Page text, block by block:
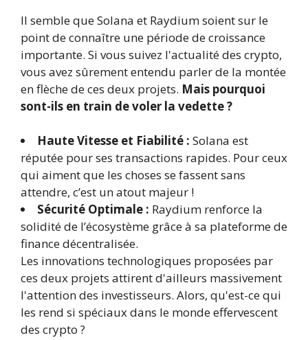
Il semble que Solana et Raydium soient sur le
point de connaître une période de croissance
importante. Si vous suivez l'actualité des crypto,
vous avez sûrement entendu parler de la montée
en flèche de ces deux projets. Mais pourquoi
sont-ils en train de voler la vedette ?
Haute Vitesse et Fiabilité : Solana est
réputée pour ses transactions rapides. Pour ceux
qui aiment que les choses se fassent sans
attendre, c’est un atout majeur !
Sécurité Optimale : Raydium renforce la
solidité de l’écosystème grâce à sa plateforme de
finance décentralisée.
Les innovations technologiques proposées par
ces deux projets attirent d'ailleurs massivement
l'attention des investisseurs. Alors, qu'est-ce qui
les rend si spéciaux dans le monde effervescent
des crypto ?